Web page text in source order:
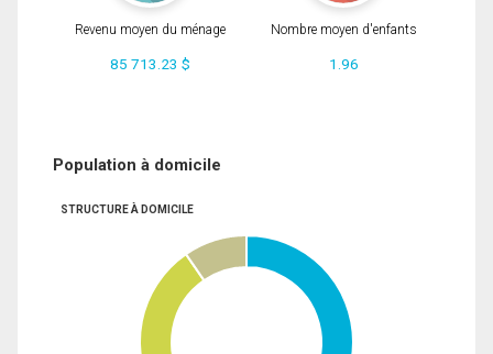
Revenu moyen du ménage
85 713.23 $
Nombre moyen d'enfants
1.96
Population à domicile
STRUCTURE À DOMICILE